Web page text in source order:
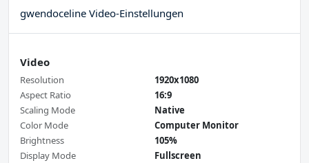
gwendoceline Video-Einstellungen
Video
Resolution
1920x1080
Aspect Ratio
16:9
Scaling Mode
Native
Color Mode
Computer Monitor
Brightness
105%
Display Mode
Fullscreen